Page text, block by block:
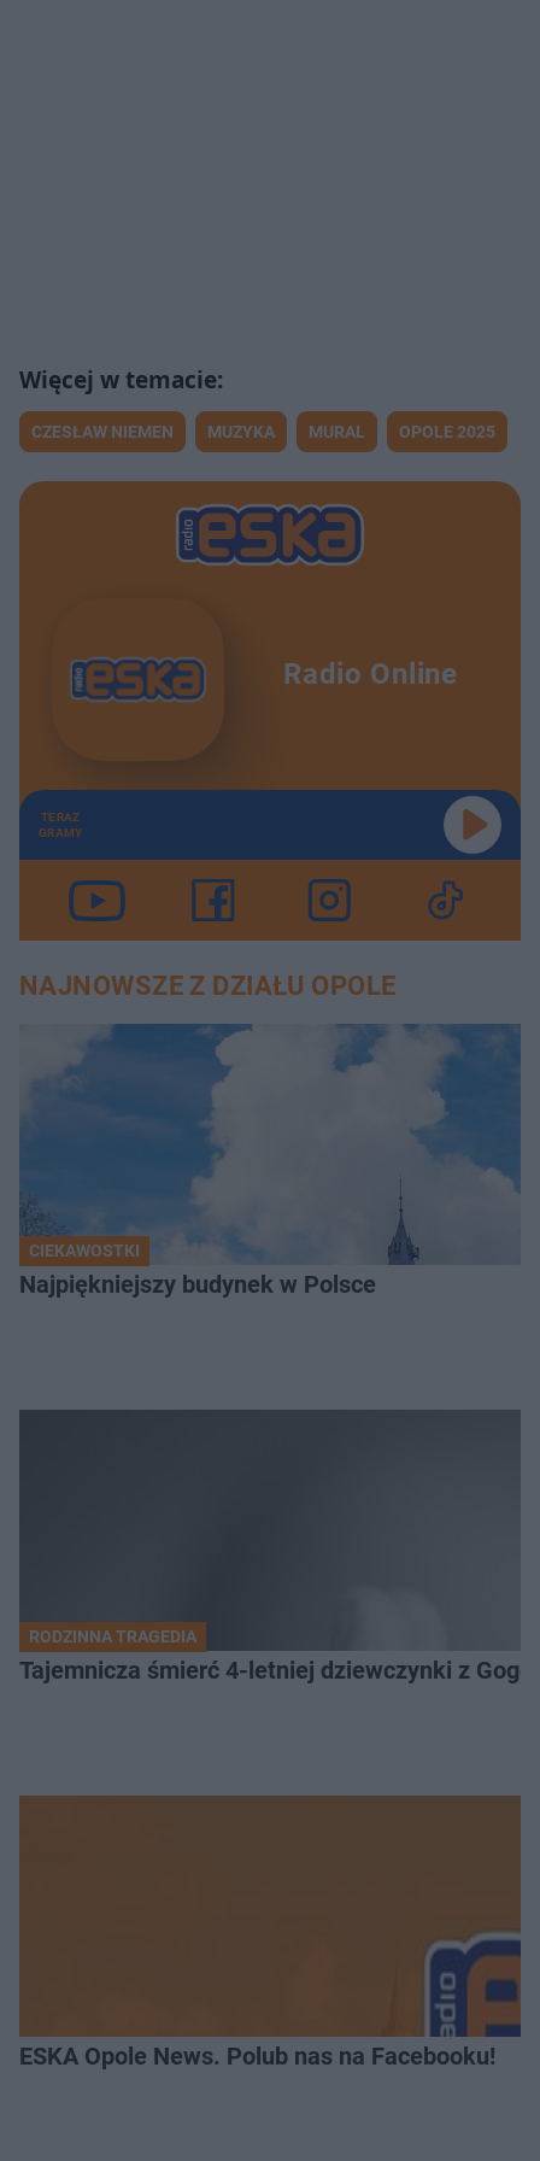
CZESŁAW NIEMEN MUZYKA MURAL OPOLE 2025
Radio Online
TERAZ
GRAMY
NAJNOWSZE Z DZIAŁU OPOLE
CIEKAWOSTKI
Najpiękniejszy budynek w Polsce
RODZINNA TRAGEDIA
Tajemnicza śmierć 4-letniej dziewczynki z
ESKA Opole News. Polub nas na Facebooku!